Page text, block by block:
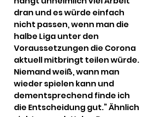
dran und es würde einfach
nicht passen, wenn man die
halbe Liga unter den
Voraussetzungen die Corona
aktuell mitbringt teilen würde.
Niemand weiß, wann man
wieder spielen kann und
dementsprechend finde ich
die Entscheidung gut.” Ähnlich